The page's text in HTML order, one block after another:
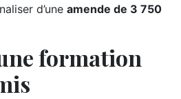
d’une amende de 3 750
formation